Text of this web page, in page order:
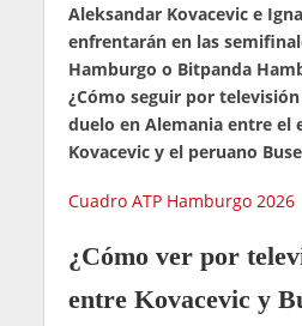
Aleksandar Kovacevic e
enfrentarán en las
Hamburgo o Bitpanda
¿Cómo seguir por
duelo en Alemania entre el
Kovacevic y el peruano
Cuadro ATP Hamburgo 2026
¿Cómo ver por
entre Kovacevic y